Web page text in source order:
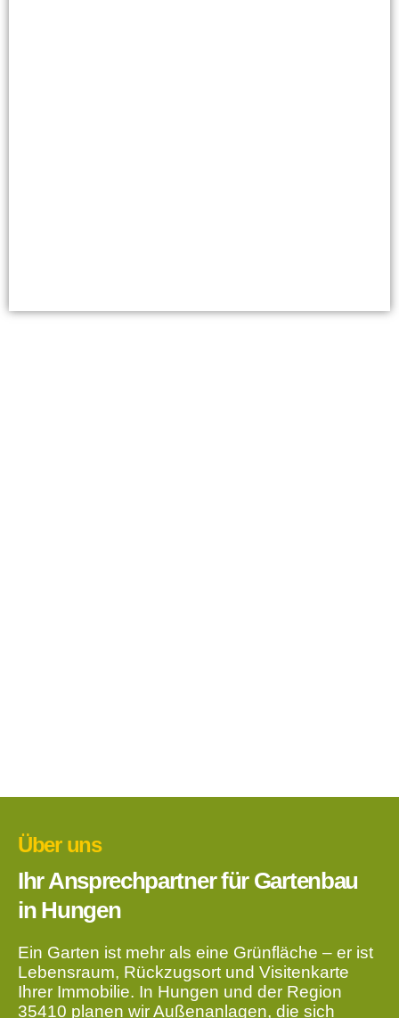
Über uns
Ihr Ansprechpartner für Gartenbau
in Hungen
Ein Garten ist mehr als eine Grünfläche – er ist
Lebensraum, Rückzugsort und Visitenkarte
Ihrer Immobilie. In Hungen und der Region
35410 planen wir Außenanlagen, die sich